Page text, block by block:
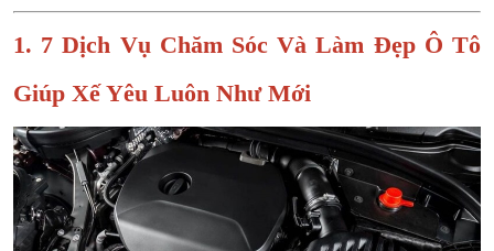
1. 7 Dịch Vụ Chăm Sóc Và Làm Đẹp Ô Tô
Giúp Xế Yêu Luôn Như Mới